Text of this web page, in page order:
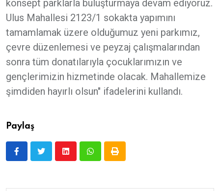
konsept parklarla buluşturmaya devam ediyoruz.
Ulus Mahallesi 2123/1 sokakta yapımını
tamamlamak üzere olduğumuz yeni parkımız,
çevre düzenlemesi ve peyzaj çalışmalarından
sonra tüm donatılarıyla çocuklarımızın ve
gençlerimizin hizmetinde olacak. Mahallemize
şimdiden hayırlı olsun" ifadelerini kullandı.
Paylaş